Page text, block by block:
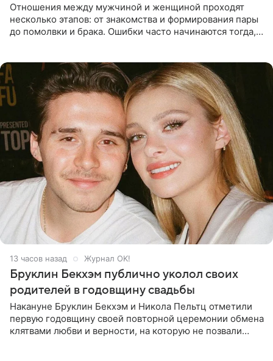
Отношения между мужчиной и женщиной проходят
несколько этапов: от знакомства и формирования пары
до помолвки и брака. Ошибки часто начинаются тогда,
13 часов назад Журнал OK!
Бруклин Бекхэм публично уколол своих
родителей в годовщину свадьбы
Накануне Бруклин Бекхэм и Никола Пельтц отметили
первую годовщину своей повторной церемонии обмена
клятвами любви и верности, на которую не позвали